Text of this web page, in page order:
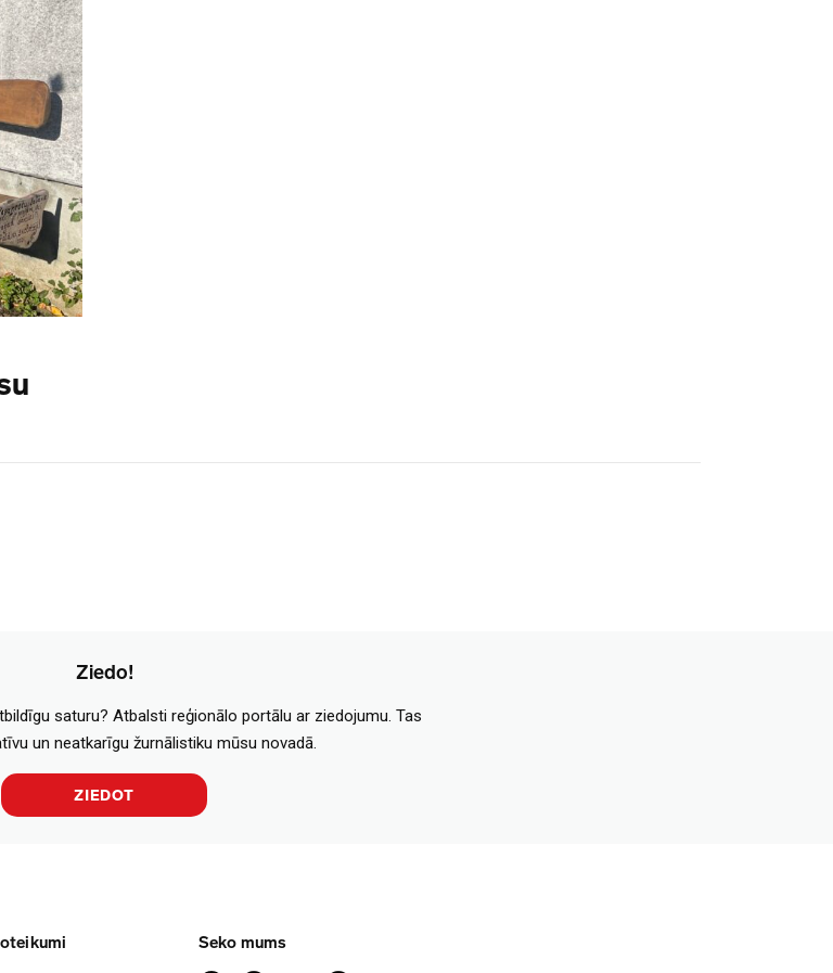
Ziedo!
saturu? Atbalsti reģionālo portālu ar ziedojumu. Tas
un neatkarīgu žurnālistiku mūsu novadā.
ZIEDOT
Seko mums